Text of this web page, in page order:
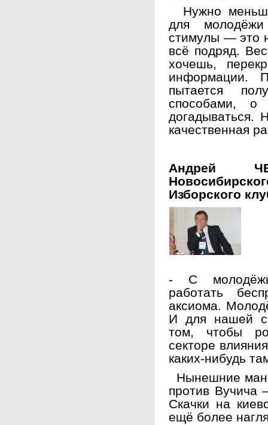
Нужно
для
стимулы — это
всё подряд.
хочешь,
информации.
пытается
способами,
догадываться.
качественная
Андрей
Изборского
- С
работать
аксиома.
И для нашей
том, чтобы
секторе
каких-нибудь
Нынешние
против Вучича
Скачки на
ещё более